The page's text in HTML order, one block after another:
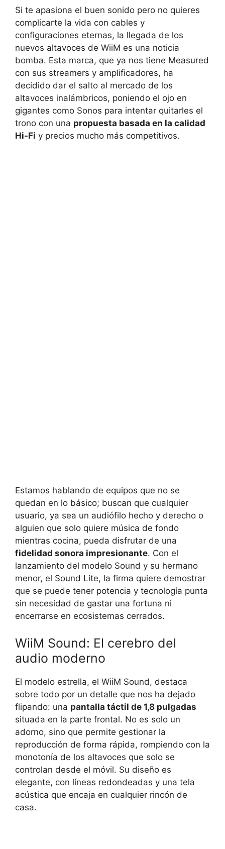
Si te apasiona el buen sonido pero no quieres
complicarte la vida con cables y
configuraciones eternas, la llegada de los
nuevos altavoces de WiiM es una noticia
bomba. Esta marca, que ya nos tiene Measured
con sus streamers y amplificadores, ha
decidido dar el salto al mercado de los
altavoces inalámbricos, poniendo el ojo en
gigantes como Sonos para intentar quitarles el
trono con una propuesta basada en la calidad
Hi-Fi y precios mucho más competitivos.
Estamos hablando de equipos que no se
quedan en lo básico; buscan que cualquier
usuario, ya sea un audiófilo hecho y derecho o
alguien que solo quiere música de fondo
mientras cocina, pueda disfrutar de una
fidelidad sonora impresionante. Con el
lanzamiento del modelo Sound y su hermano
menor, el Sound Lite, la firma quiere demostrar
que se puede tener potencia y tecnología punta
sin necesidad de gastar una fortuna ni
encerrarse en ecosistemas cerrados.
WiiM Sound: El cerebro del
audio moderno
El modelo estrella, el WiiM Sound, destaca
sobre todo por un detalle que nos ha dejado
flipando: una pantalla táctil de 1,8 pulgadas
situada en la parte frontal. No es solo un
adorno, sino que permite gestionar la
reproducción de forma rápida, rompiendo con la
monotonía de los altavoces que solo se
controlan desde el móvil. Su diseño es
elegante, con líneas redondeadas y una tela
acústica que encaja en cualquier rincón de
casa.